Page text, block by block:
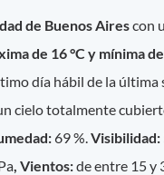
de Buenos Airescon
de 16 °C y mínima
día hábil de la última
cielo totalmente
69 %. Visibilidad:
, Vientos:de entre 15 y